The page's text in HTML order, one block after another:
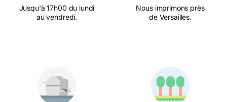
Jusqu'à 17h00 du lundi
au vendredi.
Nous imprimons près
de Versailles.